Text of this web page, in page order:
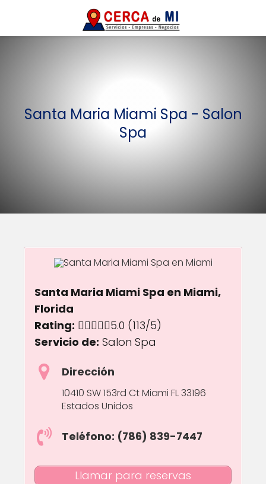
Santa Maria Miami Spa - Salon
Spa
Santa Maria Miami Spa en Miami,
Florida
Rating:
5.0 out of 5.0 stars
5.0 (113/5)
Servicio de: Salon Spa
Dirección
10410 SW 153rd Ct Miami FL 33196
Estados Unidos
Teléfono: (786) 839-7447
Llamar para reservas